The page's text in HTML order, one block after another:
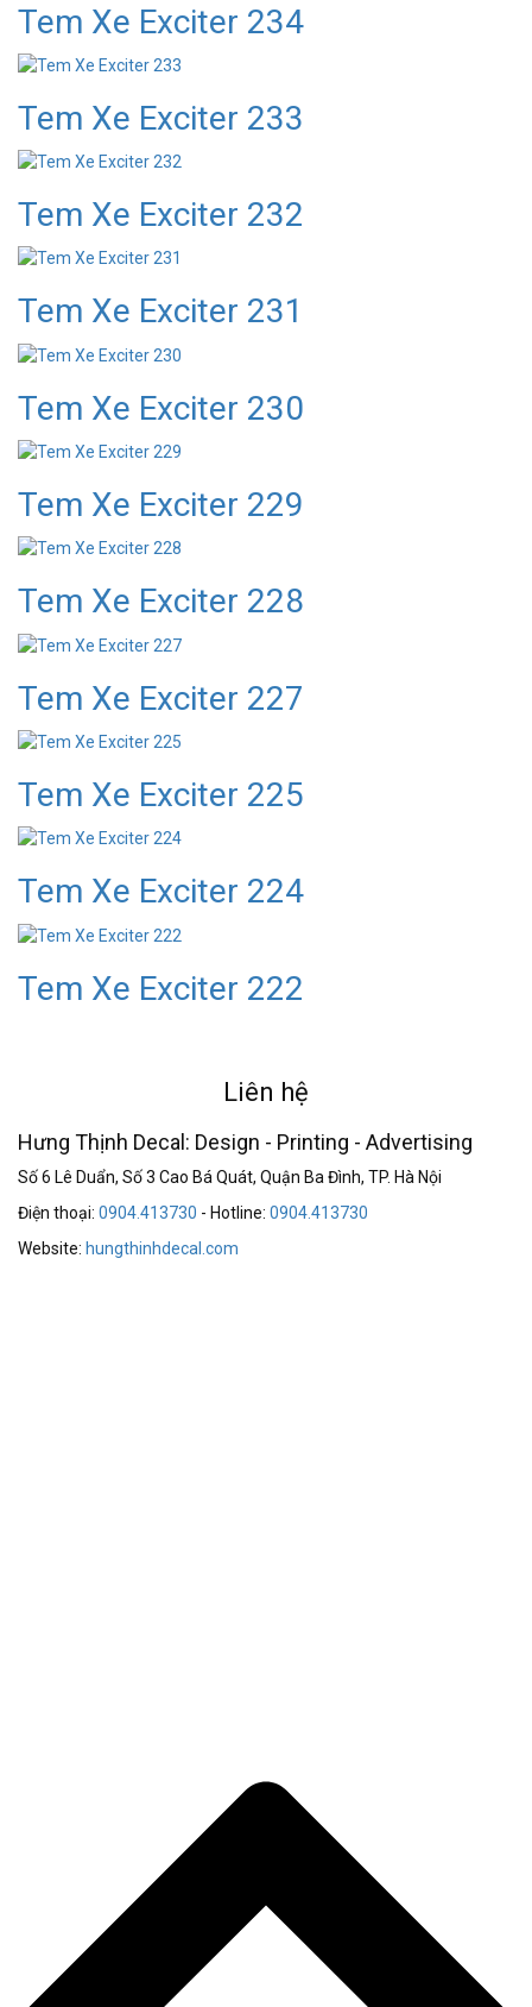
Tem Xe Exciter 234
Tem Xe Exciter 233
Tem Xe Exciter 232
Tem Xe Exciter 231
Tem Xe Exciter 230
Tem Xe Exciter 229
Tem Xe Exciter 228
Tem Xe Exciter 227
Tem Xe Exciter 225
Tem Xe Exciter 224
Tem Xe Exciter 222
Liên hệ
Hưng Thịnh Decal: Design - Printing - Advertising
Số 6 Lê Duẩn, Số 3 Cao Bá Quát, Quận Ba Đình, TP. Hà Nội
Điện thoại: 0904.413730 - Hotline: 0904.413730
Website: hungthinhdecal.com